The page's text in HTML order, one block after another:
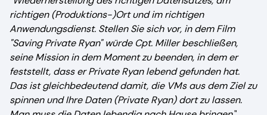
richtigen (Produktions-)Ort und im richtigen
Anwendungsdienst. Stellen Sie sich vor, in dem Film
"Saving Private Ryan" würde Cpt. Miller beschließen,
seine Mission in dem Moment zu beenden, in dem er
feststellt, dass er Private Ryan lebend gefunden hat.
Das ist gleichbedeutend damit, die VMs aus dem Ziel zu
spinnen und Ihre Daten (Private Ryan) dort zu lassen.